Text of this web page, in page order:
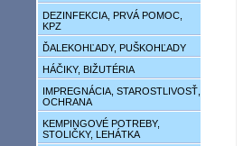
DEZINFEKCIA, PRVÁ POMOC,
KPZ
ĎALEKOHĽADY, PUŠKOHĽADY
HÁČIKY, BIŽUTÉRIA
IMPREGNÁCIA, STAROSTLIVOSŤ,
OCHRANA
KEMPINGOVÉ POTREBY,
STOLIČKY, LEHÁTKA